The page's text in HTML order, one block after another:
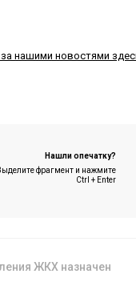
нашими новостями
Нашли опечатку?
фрагмент и нажмите
Ctrl + Enter
ЖКХ назначен